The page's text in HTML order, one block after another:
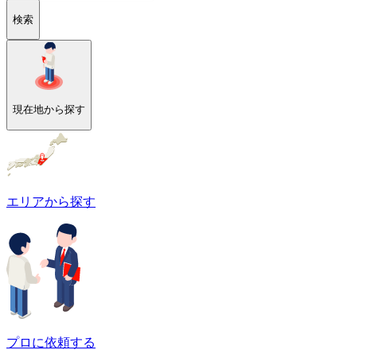
検索
現在地から探す
エリアから探す
プロに依頼する